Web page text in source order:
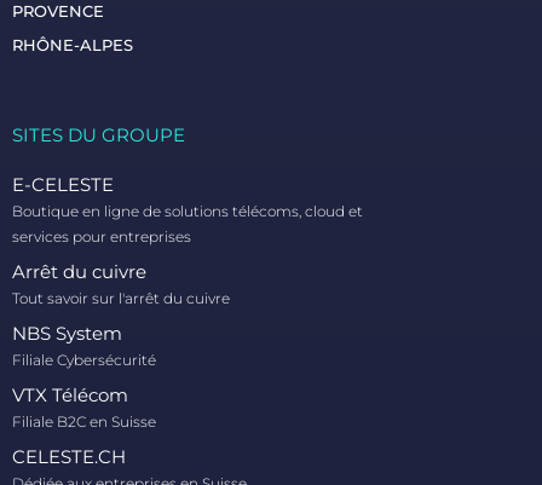
PROVENCE
RHÔNE-ALPES
SITES DU GROUPE​
E-CELESTE
Boutique en ligne de solutions télécoms, cloud et
services pour entreprises
Arrêt du cuivre
Tout savoir sur l'arrêt du cuivre
NBS System
Filiale Cybersécurité
VTX Télécom
Filiale B2C en Suisse
CELESTE.CH